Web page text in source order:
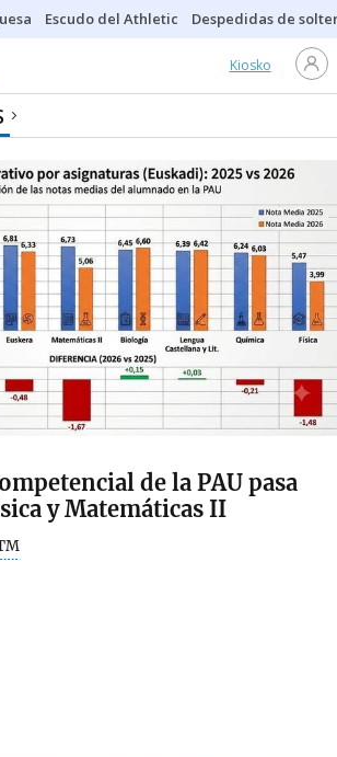
Escudo del Athletic Despedidas de
Kiosko
de la PAU pasa
y Matemáticas II